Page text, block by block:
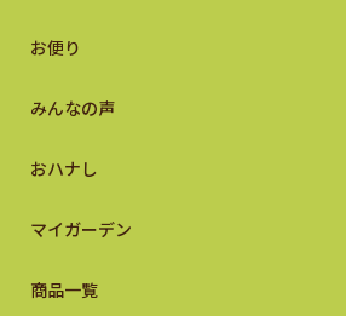
お便り
みんなの声
おハナし
マイガーデン
商品一覧